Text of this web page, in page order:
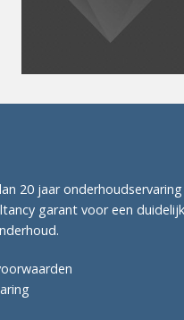
20 jaar
garant voor een